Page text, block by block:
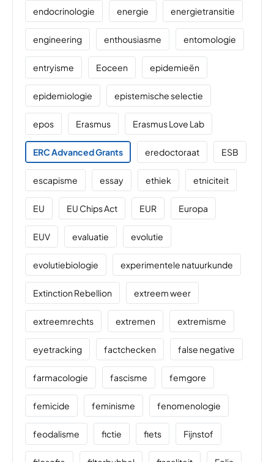
endocrinologie energie energietransitie
engineering enthousiasme entomologie
entryisme Eoceen epidemieën
epidemiologie epistemische selectie
epos Erasmus Erasmus Love Lab
ERC Advanced Grants eredoctoraat ESB
escapisme essay ethiek etniciteit
EU EU Chips Act EUR Europa
EUV evaluatie evolutie
evolutiebiologie experimentele natuurkunde
Extinction Rebellion extreem weer
extreemrechts extremen extremisme
eyetracking factchecken false negative
farmacologie fascisme femgore
femicide feminisme fenomenologie
feodalisme fictie fiets Fijnstof